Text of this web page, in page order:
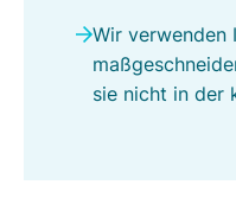
MWir verwenden
sie nicht in der